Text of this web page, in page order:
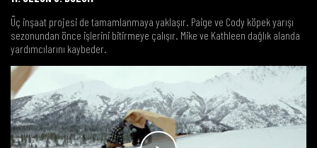
Üç inşaat projesi de tamamlanmaya yaklaşır. Paige ve Cody köpek yarışı
sezonundan önce işlerini bitirmeye çalışır. Mike ve Kathleen dağlık alanda
yardımcılarını kaybeder.